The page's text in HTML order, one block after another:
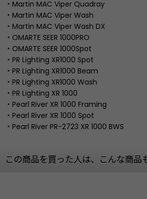
・Martin MAC Viper Quadray
・Martin MAC Viper Wash
・Martin MAC Viper Wash DX
・OMARTE SEER 1000PRO
・OMARTE SEER 1000Spot
・PR Lighting XR1000 Spot
・PR Lighting XR1000 Beam
・PR Lighting XR1000 Wash
・PR Lighting XR 1000
・Pearl River XR 1000 Framing
・Pearl River XR 1000 Spot
・Pearl River PR-2723 XR 1000 BWS
この商品を買った人は、こんな商品